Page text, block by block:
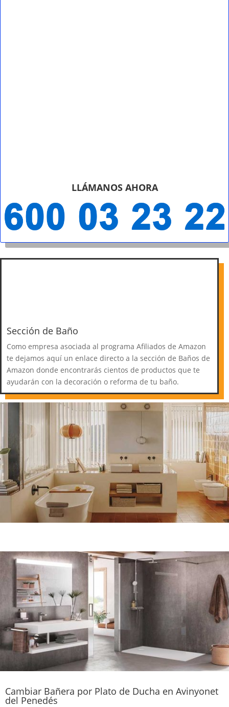
LLÁMANOS AHORA
Sección de Baño
Como empresa asociada al programa Afiliados de Amazon
te dejamos aquí un enlace directo a la sección de Baños de
Amazon donde encontrarás cientos de productos que te
ayudarán con la decoración o reforma de tu baño.
Cambiar Bañera por Plato de Ducha en Avinyonet
del Penedés